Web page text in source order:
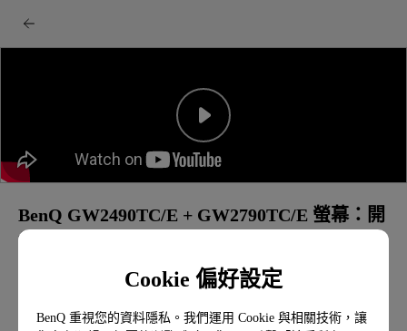
Cookie 偏好設定
BenQ 重視您的資料隱私。我們運用 Cookie 與相關技術，讓
BenQ GW2490TC/E + GW2790TC/E 螢幕：開
箱&快速入門指南